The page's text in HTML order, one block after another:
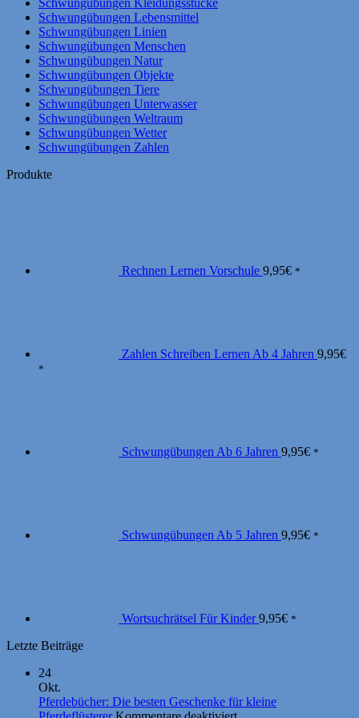
Schwungübungen Kleidungsstücke
Schwungübungen Lebensmittel
Schwungübungen Linien
Schwungübungen Menschen
Schwungübungen Natur
Schwungübungen Objekte
Schwungübungen Tiere
Schwungübungen Unterwasser
Schwungübungen Weltraum
Schwungübungen Wetter
Schwungübungen Zahlen
Produkte
Rechnen Lernen Vorschule 9,95€ *
Zahlen Schreiben Lernen Ab 4 Jahren 9,95€
*
Schwungübungen Ab 6 Jahren 9,95€ *
Schwungübungen Ab 5 Jahren 9,95€ *
Wortsuchrätsel Für Kinder 9,95€ *
Letzte Beiträge
24
Okt.
Pferdebücher: Die besten Geschenke für kleine
für